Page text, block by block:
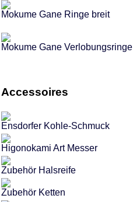
Mokume Gane Ringe breit
Mokume Gane Verlobungsringe
Accessoires
Ensdorfer Kohle-Schmuck
Higonokami Art Messer
Zubehör Halsreife
Zubehör Ketten